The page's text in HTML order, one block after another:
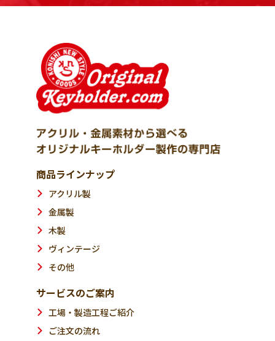
商品ラインナップ
アクリル製
金属製
木製
ヴィンテージ
その他
サービスのご案内
工場・製造工程ご紹介
ご注文の流れ